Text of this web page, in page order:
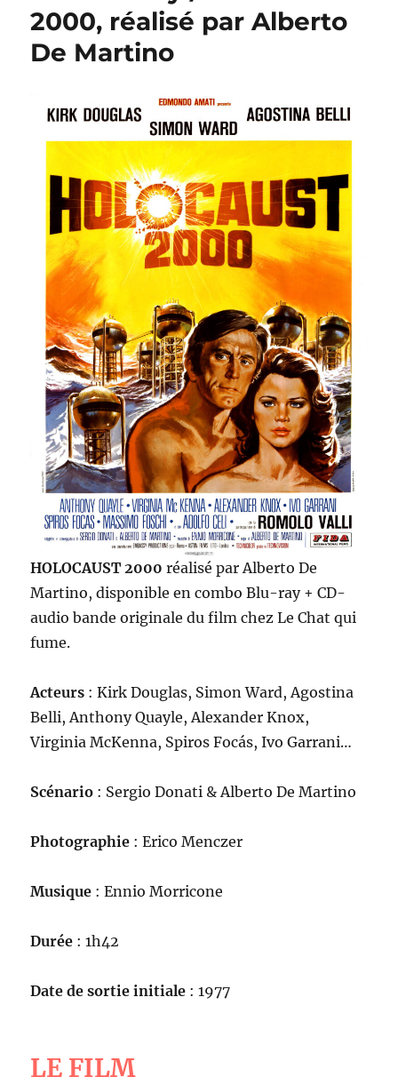
Héros
Anthony
Mann
2000, réalisé par Alberto
De Martino
HOLOCAUST 2000réalisé par Alberto De
Martino, disponible en combo Blu-ray + CD-
audio bande originale du film chez Le Chat qui
fume.
Acteurs : Kirk Douglas, Simon Ward, Agostina
Belli, Anthony Quayle, Alexander Knox,
Virginia McKenna, Spiros Focás, Ivo Garrani…
Scénario : Sergio Donati & Alberto De Martino
Photographie : Erico Menczer
Musique : Ennio Morricone
Durée : 1h42
Date de sortie initiale : 1977
LE FILM